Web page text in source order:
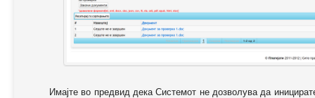
Имајте во предвид дека Системот не дозволува да